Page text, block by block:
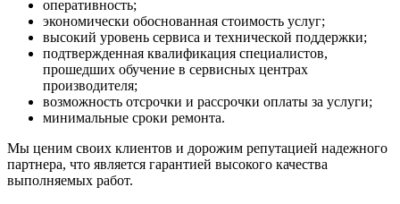
оперативность;
экономически обоснованная стоимость услуг;
высокий уровень сервиса и технической поддержки;
подтвержденная квалификация специалистов,
прошедших обучение в сервисных центрах
производителя;
возможность отсрочки и рассрочки оплаты за услуги;
минимальные сроки ремонта.
Мы ценим своих клиентов и дорожим репутацией надежного
партнера, что является гарантией высокого качества
выполняемых работ.